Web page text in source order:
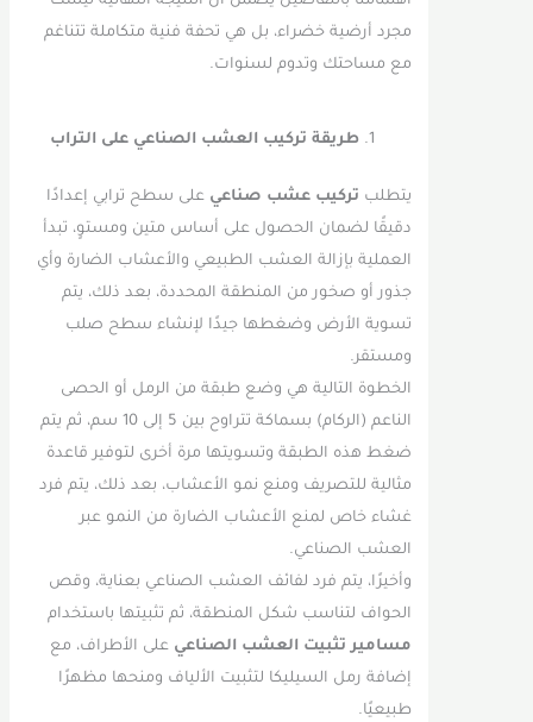
مجرد أرضية خضراء، بل هي تحفة فنية متكاملة تتناغم
مع مساحتك وتدوم لسنوات.
طريقة تركيب العشب الصناعي على التراب
يتطلبتركيب عشب صناعيعلى سطح ترابي إعدادًا
دقيقًا لضمان الحصول على أساس متين ومستوٍ، تبدأ
العملية بإزالة العشب الطبيعي والأعشاب الضارة وأي
جذور أو صخور من المنطقة المحددة، بعد ذلك، يتم
تسوية الأرض وضغطها جيدًا لإنشاء سطح صلب
ومستقر.
الخطوة التالية هي وضع طبقة من الرمل أو الحصى
الناعم (الركام) بسماكة تتراوح بين 5 إلى 10 سم، ثم يتم
ضغط هذه الطبقة وتسويتها مرة أخرى لتوفير قاعدة
مثالية للتصريف ومنع نمو الأعشاب، بعد ذلك، يتم فرد
غشاء خاص لمنع الأعشاب الضارة من النمو عبر
العشب الصناعي.
وأخيرًا، يتم فرد لفائف العشب الصناعي بعناية، وقص
الحواف لتناسب شكل المنطقة، ثم تثبيتها باستخدام
مسامير تثبيت العشب الصناعيعلى الأطراف، مع
إضافة رمل السيليكا لتثبيت الألياف ومنحها مظهرًا
طبيعيًا.